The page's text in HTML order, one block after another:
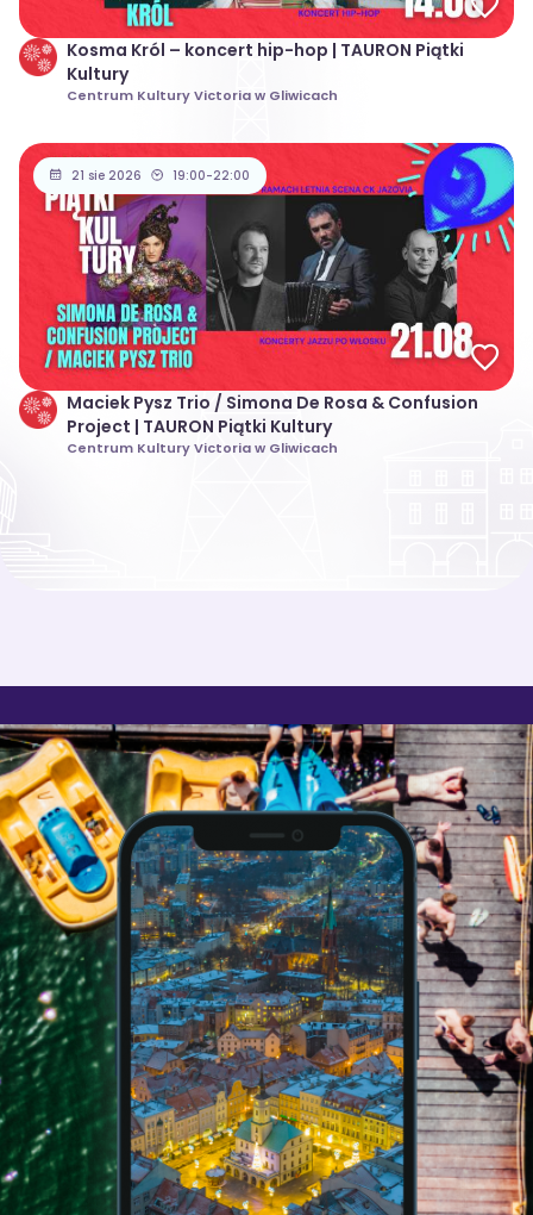
Kosma Król – koncert hip-hop | TAURON Piątki
Kultury
Centrum Kultury Victoria w Gliwicach
21 sie 2026 19:00-22:00
Maciek Pysz Trio / Simona De Rosa & Confusion
Project | TAURON Piątki Kultury
Centrum Kultury Victoria w Gliwicach